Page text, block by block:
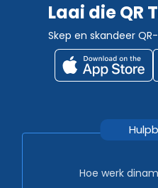
Laai die QR
Skep en skandeer
Hoe werk